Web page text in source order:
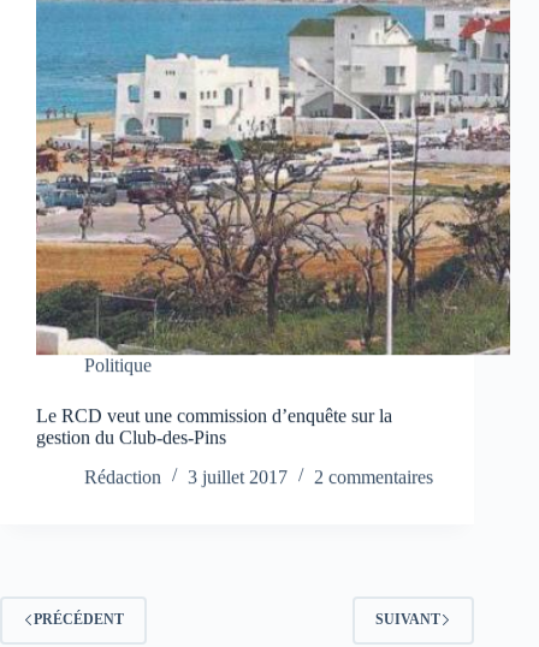
Politique
Le RCD veut une commission d’enquête sur la
gestion du Club-des-Pins
Rédaction
3 juillet 2017 2 commentaires
PRÉCÉDENT SUIVANT